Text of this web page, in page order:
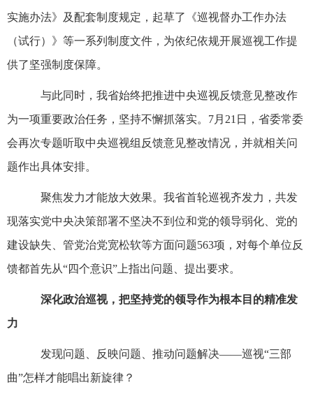
实施办法》及配套制度规定，起草了《巡视督办工作办法
（试行）》等一系列制度文件，为依纪依规开展巡视工作提
供了坚强制度保障。
与此同时，我省始终把推进中央巡视反馈意见整改作
为一项重要政治任务，坚持不懈抓落实。7月21日，省委常委
会再次专题听取中央巡视组反馈意见整改情况，并就相关问
题作出具体安排。
聚焦发力才能放大效果。我省首轮巡视齐发力，共发
现落实党中央决策部署不坚决不到位和党的领导弱化、党的
建设缺失、管党治党宽松软等方面问题563项，对每个单位反
馈都首先从“四个意识”上指出问题、提出要求。
深化政治巡视，把坚持党的领导作为根本目的精准发
力
发现问题、反映问题、推动问题解决——巡视“三部
曲”怎样才能唱出新旋律？